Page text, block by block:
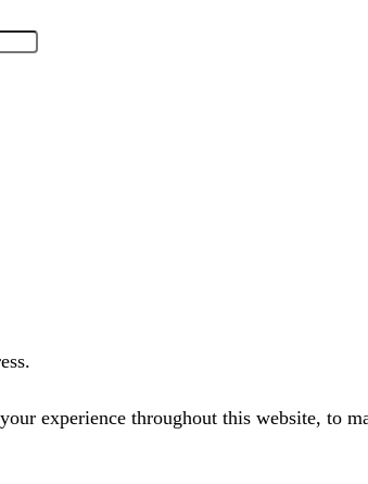
experience throughout this website, to